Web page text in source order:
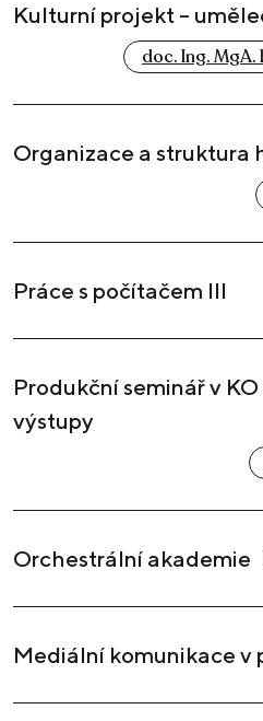
Kulturní projekt –
doc. Ing. MgA.
Organizace a struktura
Práce s počítačem III
Produkční seminář v
výstupy
Orchestrální akademie
Mediální komunikace v